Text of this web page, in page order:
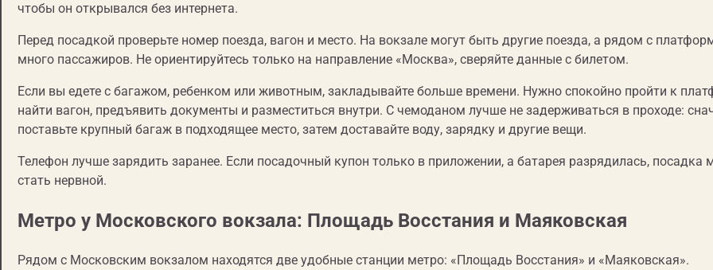
чтобы он открывался без интернета.
Перед посадкой проверьте номер поезда, вагон и место. На вокзале могут быть другие поезда, а рядом с
много пассажиров. Не ориентируйтесь только на направление «Москва», сверяйте данные с билетом.
Если вы едете с багажом, ребенком или животным, закладывайте больше времени. Нужно спокойно пройти к
найти вагон, предъявить документы и разместиться внутри. С чемоданом лучше не задерживаться в проходе:
поставьте крупный багаж в подходящее место, затем доставайте воду, зарядку и другие вещи.
Телефон лучше зарядить заранее. Если посадочный купон только в приложении, а батарея разрядилась, посадка
стать нервной.
Метро у Московского вокзала: Площадь Восстания и Маяковская
Рядом с Московским вокзалом находятся две удобные станции метро: «Площадь Восстания» и «Маяковская».